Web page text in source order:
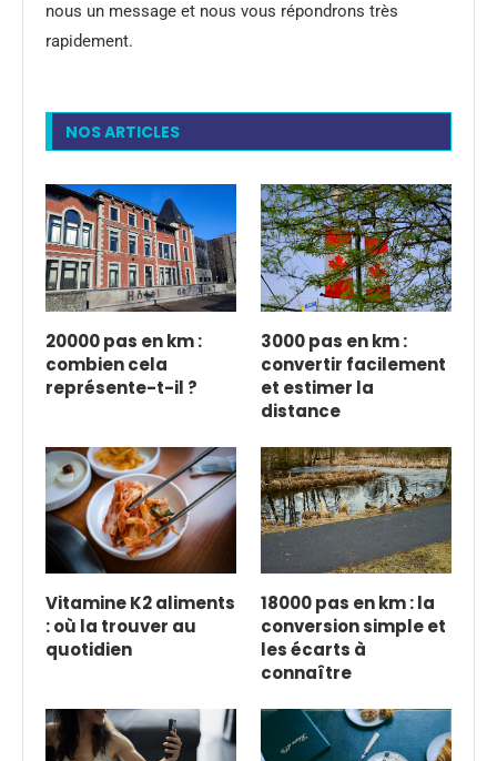
nous un message et nous vous répondrons très
rapidement.
NOS ARTICLES
20000 pas en km :
combien cela
représente-t-il ?
3000 pas en km :
convertir facilement
et estimer la
distance
Vitamine K2 aliments
: où la trouver au
quotidien
18000 pas en km : la
conversion simple et
les écarts à
connaître